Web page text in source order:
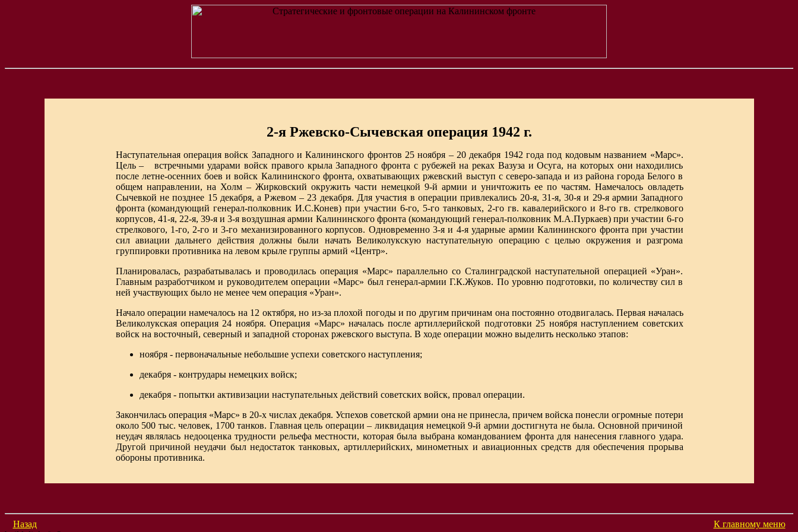
2-я Ржевско-Сычевская операция 1942 г.
Наступательная операция войск Западного и Калининского фронтов 25 ноября – 20 декабря 1942 года под кодовым названием «Марс».
Цель – встречными ударами войск правого крыла Западного фронта с рубежей на реках Вазуза и Осуга, на которых они находились
после летне-осенних боев и войск Калининского фронта, охватывающих ржевский выступ с северо-запада и из района города Белого в
общем направлении, на Холм – Жирковский окружить части немецкой 9-й армии и уничтожить ее по частям. Намечалось овладеть
Сычевкой не позднее 15 декабря, а Ржевом – 23 декабря. Для участия в операции привлекались 20-я, 31-я, 30-я и 29-я армии Западного
фронта (командующий генерал-полковник И.С.Конев) при участии 6-го, 5-го танковых, 2-го гв. кавалерийского и 8-го гв. стрелкового
корпусов, 41-я, 22-я, 39-я и 3-я воздушная армии Калининского фронта (командующий генерал-полковник М.А.Пуркаев) при участии 6-го
стрелкового, 1-го, 2-го и 3-го механизированного корпусов. Одновременно 3-я и 4-я ударные армии Калининского фронта при участии
сил авиации дальнего действия должны были начать Великолукскую наступательную операцию с целью окружения и разгрома
группировки противника на левом крыле группы армий «Центр».
Планировалась, разрабатывалась и проводилась операция «Марс» параллельно со Сталинградской наступательной операцией «Уран».
Главным разработчиком и руководителем операции «Марс» был генерал-армии Г.К.Жуков. По уровню подготовки, по количеству сил в
ней участвующих было не менее чем операция «Уран».
Начало операции намечалось на 12 октября, но из-за плохой погоды и по другим причинам она постоянно отодвигалась. Первая началась
Великолукская операция 24 ноября. Операция «Марс» началась после артиллерийской подготовки 25 ноября наступлением советских
войск на восточный, северный и западной сторонах ржевского выступа. В ходе операции можно выделить несколько этапов:
ноября - первоначальные небольшие успехи советского наступления;
декабря - контрудары немецких войск;
декабря - попытки активизации наступательных действий советских войск, провал операции.
Закончилась операция «Марс» в 20-х числах декабря. Успехов советской армии она не принесла, причем войска понесли огромные потери
около 500 тыс. человек, 1700 танков. Главная цель операции – ликвидация немецкой 9-й армии достигнута не была. Основной причиной
неудач являлась недооценка трудности рельефа местности, которая была выбрана командованием фронта для нанесения главного удара.
Другой причиной неудачи был недостаток танковых, артиллерийских, минометных и авиационных средств для обеспечения прорыва
обороны противника.
Назад
К главному меню